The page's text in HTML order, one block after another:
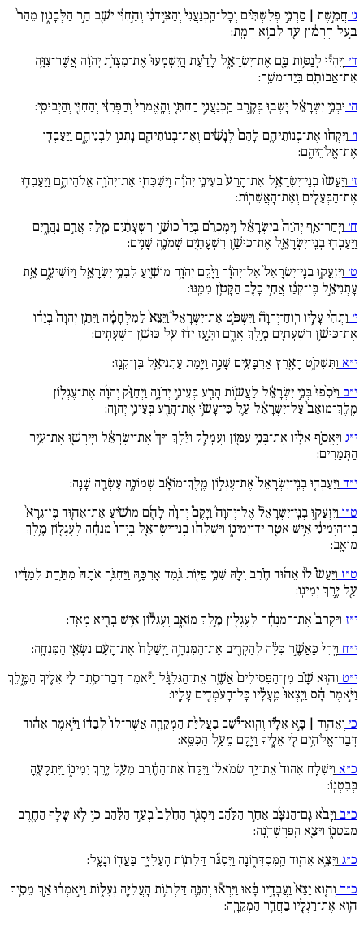
ג׳ חֲמֵ֣שֶׁת | סַרְנֵ֣י פְלִשְׁתִּ֗ים וְכָל־הַֽכְּנַעֲנִי֙ וְהַצִּ֣ידֹנִ֔י וְהַ֣חִוִּ֔י ישֵׁ֖ב הַ֣ר הַלְּבָנ֑וֹן מֵהַר֙
בַּ֣עַל חֶרְמ֔וֹן עַ֖ד לְב֥וֹא חֲמָֽת:
ד׳ וַֽיִּהְי֕וּ לְנַסּ֥וֹת בָּ֖ם אֶת־יִשְׂרָאֵ֑ל לָדַ֗עַת הֲיִשְׁמְעוּ֙ אֶת־מִצְוֹ֣ת יְהֹוָ֔ה אֲשֶׁר־צִוָּ֥ה
אֶת־אֲבוֹתָ֖ם בְּיַד־משֶֽׁה:
ה׳ וּבְנֵ֣י יִשְׂרָאֵ֔ל יָשְׁב֖וּ בְּקֶ֣רֶב הַֽכְּנַעֲנִ֑י הַחִתִּ֚י וְהָֽאֱמֹרִי֙ וְהַפְּרִזִּ֔י וְהַחִוִּ֖י וְהַיְבוּסִֽי:
ו׳ וַיִּקְח֨וּ אֶת־בְּנוֹתֵיהֶ֚ם לָהֶם֙ לְנָשִׁ֔ים וְאֶת־בְּנוֹתֵיהֶ֖ם נָתְנ֣וּ לִבְנֵיהֶ֑ם וַיַּעַבְד֖וּ
אֶת־אֱלֹהֵיהֶֽם:
ז׳ וַיַּעֲשֹ֨וּ בְנֵי־יִשְׂרָאֵ֚ל אֶת־הָרַע֙ בְּעֵינֵ֣י יְהֹוָ֔ה וַֽיִּשְׁכְּח֖וּ אֶת־יְהֹוָ֣ה אֱלֹֽהֵיהֶ֑ם וַיַּעַבְד֥וּ
אֶת־הַבְּעָלִ֖ים וְאֶת־הָאֲשֵׁרֽוֹת:
ח׳ וַיִּֽחַר־אַ֚ף יְהֹוָה֙ בְּיִשְׂרָאֵ֔ל וַֽיִּמְכְּרֵ֗ם בְּיַד֙ כּוּשַׁ֣ן רִשְׁעָתַ֔יִם מֶ֖לֶךְ אֲרַ֣ם נַהֲרָ֑יִם
וַיַּעַבְד֧וּ בְנֵֽי־יִשְׂרָאֵ֛ל אֶת־כּוּשַׁ֥ן רִשְׁעָתַ֖יִם שְׁמֹנֶ֥ה שָׁנִֽים:
ט׳ וַיִּזְעֲק֚וּ בְנֵֽי־יִשְׂרָאֵל֙ אֶל־יְהֹוָ֔ה וַיָּ֨קֶם יְהֹוָ֥ה מוֹשִׁ֛יעַ לִבְנֵ֥י יִשְׂרָאֵ֖ל וַיּֽוֹשִׁיעֵ֑ם אֵ֚ת
עָתְנִיאֵ֣ל בֶּן־קְנַ֔ז אֲחִ֥י כָלֵ֖ב הַקָּטֹ֥ן מִמֶּֽנּוּ:
י׳ וַתְּהִ֨י עָלָ֥יו רֽוּחַ־יְהֹוָה֘ וַיִּשְׁפֹּ֣ט אֶת־יִשְׂרָאֵל֒ וַיֵּצֵא֙ לַמִּלְחָמָ֔ה וַיִּתֵּ֚ן יְהֹוָה֙ בְּיָד֔וֹ
אֶת־כּוּשַׁ֥ן רִשְׁעָתַ֖יִם מֶ֣לֶךְ אֲרָ֑ם וַתָּ֣עָז יָד֔וֹ עַ֖ל כּוּשַׁ֥ן רִשְׁעָתָֽיִם:
י״א וַתִּשְׁקֹ֥ט הָאָ֖רֶץ אַרְבָּעִ֣ים שָׁנָ֑ה וַיָּ֖מָת עָתְנִיאֵ֥ל בֶּן־קְנַֽז:
י״ב וַיֹּסִ֙פוּ֙ בְּנֵ֣י יִשְׂרָאֵ֔ל לַעֲשֹ֥וֹת הָרַ֖ע בְּעֵינֵ֣י יְהֹוָ֑ה וַיְחַזֵּ֨ק יְהֹוָ֜ה אֶת־עֶגְל֚וֹן
מֶֽלֶךְ־מוֹאָב֙ עַל־יִשְׂרָאֵ֔ל עַ֛ל כִּֽי־עָשֹ֥וּ אֶת־הָרַ֖ע בְּעֵינֵ֥י יְהֹוָֽה:
י״ג וַיֶּאֱסֹ֣ף אֵלָ֔יו אֶת־בְּנֵ֥י עַמּ֖וֹן וַעֲמָלֵ֑ק וַיֵּ֗לֶךְ וַיַּךְ֙ אֶת־יִשְׂרָאֵ֔ל וַיִּֽירְשׁ֖וּ אֶת־עִ֥יר
הַתְּמָרִֽים:
י״ד וַיַּעַבְד֚וּ בְנֵֽי־יִשְׂרָאֵל֙ אֶת־עֶגְל֣וֹן מֶֽלֶךְ־מוֹאָ֔ב שְׁמוֹנֶ֥ה עֶשְׂרֵ֖ה שָׁנָֽה:
ט״ו וַיִּזְעֲק֣וּ בְנֵֽי־יִשְׂרָאֵל֘ אֶל־יְהֹוָה֒ וַיָּקֶם֩ יְהֹוָ֨ה לָהֶ֜ם מוֹשִׁ֗יעַ אֶת־אֵה֚וּד בֶּן־גֵּרָא֙
בֶּן־הַיְמִינִ֔י אִ֥ישׁ אִטֵּ֖ר יַד־יְמִינ֑וֹ וַיִּשְׁלְח֨וּ בְנֵי־יִשְׂרָאֵ֚ל בְּיָדוֹ֙ מִנְחָ֔ה לְעֶגְל֖וֹן מֶ֥לֶךְ
מוֹאָֽב:
ט״ז וַיַּעַשֹ֩ ל֨וֹ אֵה֜וּד חֶ֗רֶב וְלָ֛הּ שְׁנֵ֥י פֵי֖וֹת גֹּ֣מֶד אָרְכָּ֑הּ וַיַּחְגֹּ֚ר אֹתָהּ֙ מִתַּ֣חַת לְמַדָּ֔יו
עַ֖ל יֶ֥רֶךְ יְמִינֽוֹ:
י״ז וַיַּקְרֵב֙ אֶת־הַמִּנְחָ֔ה לְעֶגְל֖וֹן מֶ֣לֶךְ מוֹאָ֑ב וְעֶגְל֕וֹן אִ֥ישׁ בָּרִ֖יא מְאֹֽד:
י״ח וַֽיְהִי֙ כַּאֲשֶׁ֣ר כִּלָּ֔ה לְהַקְרִ֖יב אֶת־הַמִּנְחָ֑ה וַיְשַׁלַּח֙ אֶת־הָעָ֔ם נֹשְׂאֵ֖י הַמִּנְחָֽה:
י״ט וְה֣וּא שָׁ֗ב מִן־הַפְּסִילִים֙ אֲשֶׁ֣ר אֶת־הַגִּלְגָּ֔ל וַיֹּ֕אמֶר דְּבַר־סֵ֥תֶר לִ֛י אֵלֶ֖יךָ הַמֶּ֑לֶךְ
וַיֹּ֣אמֶר הָ֔ס וַיֵּֽצְאוּ֙ מֵֽעָלָ֔יו כָּל־הָעֹמְדִ֖ים עָלָֽיו:
כ׳ וְאֵה֣וּד | בָּ֣א אֵלָ֗יו וְהֽוּא־יֹ֠שֵׁב בַּעֲלִיַּ֨ת הַמְּקֵרָ֚ה אֲשֶׁר־לוֹ֙ לְבַדּ֔וֹ וַיֹּ֣אמֶר אֵה֔וּד
דְּבַר־אֱלֹהִ֥ים לִ֖י אֵלֶ֑יךָ וַיָּ֖קָם מֵעַ֥ל הַכִּסֵּֽא:
כ״א וַיִּשְׁלַ֚ח אֵהוּד֙ אֶת־יַ֣ד שְׂמֹאל֔וֹ וַיִּקַּח֙ אֶת־הַחֶ֔רֶב מֵעַ֖ל יֶ֣רֶךְ יְמִינ֑וֹ וַיִּתְקָעֶ֖הָ
בְּבִטְנֽוֹ:
כ״ב וַיָּבֹ֨א גַֽם־הַנִּצָּ֜ב אַחַ֣ר הַלַּ֗הַב וַיִּסְגֹּ֚ר הַחֵ֙לֶב֙ בְּעַ֣ד הַלַּ֔הַב כִּ֣י לֹ֥א שָׁלַ֛ף הַחֶ֖רֶב
מִבִּטְנ֑וֹ וַיֵּצֵ֖א הַֽפַּרְשְׁדֹֽנָה:
כ״ג וַיֵּצֵ֥א אֵה֖וּד הַֽמִּסְדְּר֑וֹנָה וַיִּסְגֹּ֞ר דַּלְת֧וֹת הָעַלִיָּ֛ה בַּעֲד֖וֹ וְנָעָֽל:
כ״ד וְה֚וּא יָצָא֙ וַעֲבָדָ֣יו בָּ֔אוּ וַיִּרְא֕וּ וְהִנֵּ֛ה דַּלְת֥וֹת הָעֲלִיָּ֖ה נְעֻל֑וֹת וַיֹּ֣אמְר֔וּ אַ֣ךְ מֵסִ֥יךְ
ה֛וּא אֶת־רַגְלָ֖יו בַּחֲדַ֥ר הַמְּקֵרָֽה: